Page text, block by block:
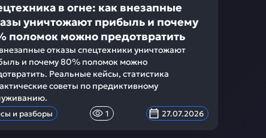
в огне: как внезапные
уничтожают прибыль и почему
поломок можно предотвратить
отказы спецтехники уничтожают
и почему 80% поломок можно
Реальные кейсы, статистика
советы по предиктивному
и разборы 1 27.07.2026